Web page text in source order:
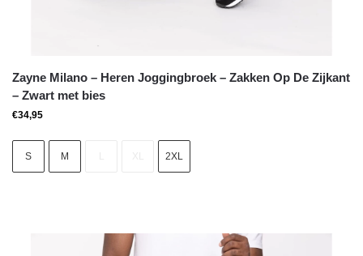
Zayne Milano – Heren Joggingbroek – Zakken Op De Zijkant
– Zwart met bies
€34,95
S M 2XL